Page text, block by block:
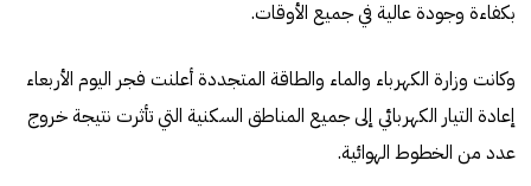
بكفاءة وجودة عالية في جميع الأوقات.
وكانت وزارة الكهرباء والماء والطاقة المتجددة أعلنت فجر اليوم الأربعاء
إعادة التيار الكهربائي إلى جميع المناطق السكنية التي تأثرت نتيجة خروج
عدد من الخطوط الهوائية.